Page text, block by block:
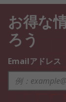
お得な
ろう
Emailアドレス